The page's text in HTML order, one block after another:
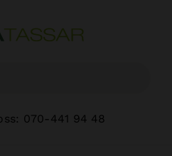
070-441 94 48